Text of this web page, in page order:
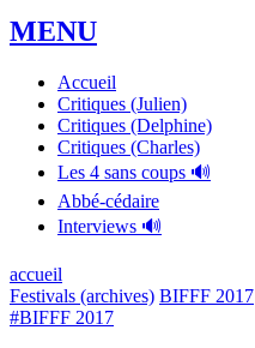
MENU
Accueil
Critiques (Julien)
Critiques (Delphine)
Critiques (Charles)
Les 4 sans coups 🔊
Abbé-cédaire
Interviews 🔊
accueil
Festivals (archives) BIFFF 2017
#BIFFF 2017